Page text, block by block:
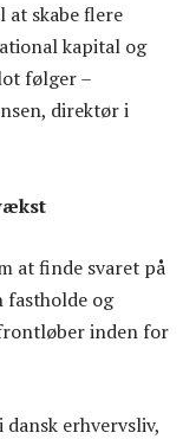
skabe flere
kapital og
følger –
direktør i
at finde svaret på
fastholde og
inden for
erhvervsliv,